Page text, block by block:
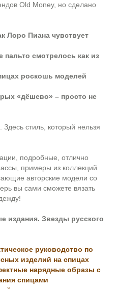
Old Money, но сделано
Лоро Пиана чувствует
смотрелось как из
роскошь моделей
«дёшево» – просто не
Здесь стиль, который нельзя
подробные, отлично
примеры из коллекций
авторские модели со
вы сами сможете вязать
издания. Звезды русского
руководство по
изделий на спицах
нарядные образы с
спицами